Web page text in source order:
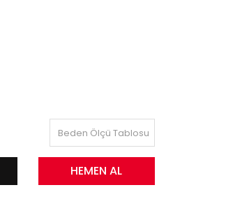
Beden Ölçü Tablosu
HEMEN AL